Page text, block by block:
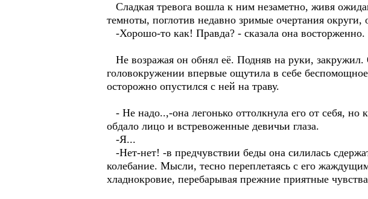
Сладкая тревога вошла к ним незаметно, живя
темноты, поглотив недавно зримые очертания
-Хорошо-то как! Правда? - сказала она восторженно.
Не возражая он обнял её. Подняв на руки,
головокружении впервые ощутила в себе
осторожно опустился с ней на траву.
- Не надо..,-она легонько оттолкнула его от себя,
обдало лицо и встревоженные девичьи глаза.
-Я...
-Нет-нет! -в предчувствии беды она силилась
колебание. Мысли, тесно переплетаясь с его
хладнокровие, перебарывая прежние приятные